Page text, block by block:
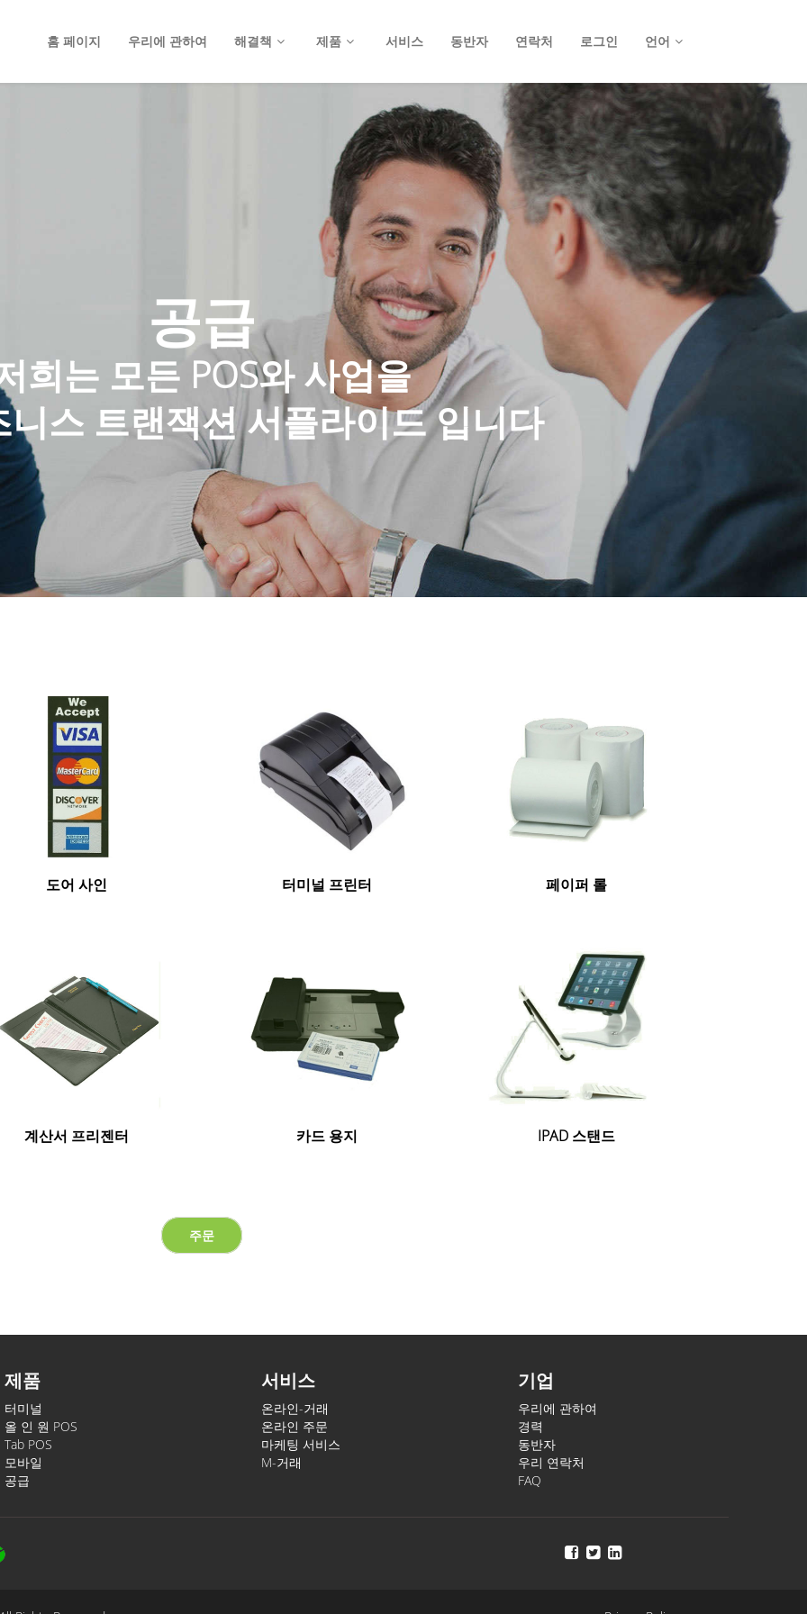
홈 페이지 우리에 관하여 해결책 제품 서비스 동반자 연락처 로그인 언어
공급
희는 모든 POS와 사업을
스 트랜잭션 서플라이드 입니다
도어 사인 터미널 프린터 페이퍼 롤
계산서 프리젠터 카드 용지 IPAD 스탠드
주문
제품
터미널
올 인 원 POS
Tab POS
모바일
공급
서비스
온라인-거래
온라인 주문
마케팅 서비스
M-거래
기업
우리에 관하여
경력
동반자
우리 연락처
FAQ